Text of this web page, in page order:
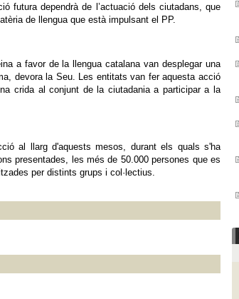
futura dependrà de l’actuació dels ciutadans, que
de llengua que està impulsant el PP.
a favor de la llengua catalana van desplegar una
devora la Seu. Les entitats van fer aquesta acció
crida al conjunt de la ciutadania a participar a la
al llarg d'aquests mesos, durant els quals s'ha
presentades, les més de 50.000 persones que es
per distints grups i col·lectius.